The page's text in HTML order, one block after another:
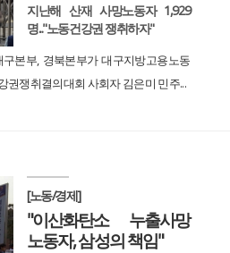
지난해 산재 사망노동자 1,929
명..."노동건강권 쟁취하자"
본부, 경북본부가 대구지방고용노동
권쟁취결의대회 사회자 김은미 민주...
[노동/경제]
"이산화탄소 누출사망
노동자, 삼성의 책임"